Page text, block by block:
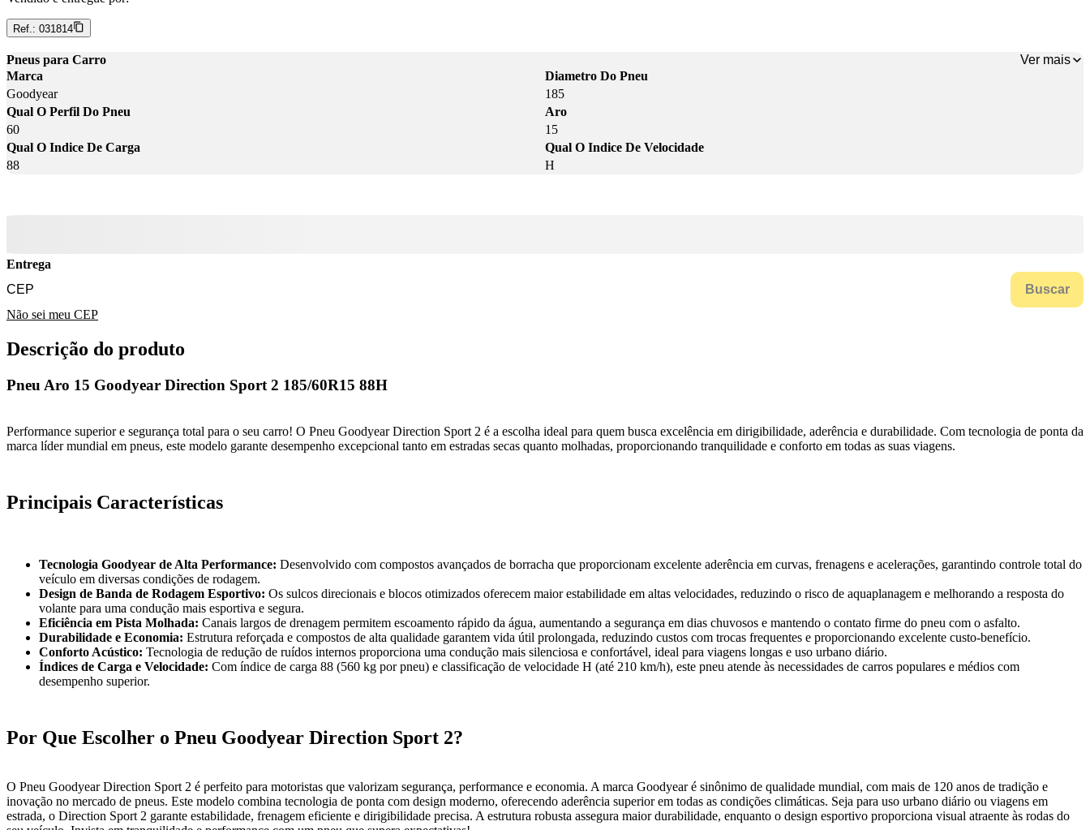
Ref.: 031814
Pneus para Carro
Ver mais
Marca
Goodyear
Diametro Do Pneu
185
Qual O Perfil Do Pneu
60
Aro
15
Qual O Indice De Carga
88
Qual O Indice De Velocidade
H
Entrega
Buscar
Não sei meu CEP
Descrição do produto
Pneu Aro 15 Goodyear Direction Sport 2 185/60R15 88H
Performance superior e segurança total para o seu carro! O Pneu Goodyear Direction Sport 2 é a escolha ideal para quem busca excelência em dirigibilidade, aderência e durabilidade. Com tecnologia de ponta da
marca líder mundial em pneus, este modelo garante desempenho excepcional tanto em estradas secas quanto molhadas, proporcionando tranquilidade e conforto em todas as suas viagens.
Principais Características
Tecnologia Goodyear de Alta Performance: Desenvolvido com compostos avançados de borracha que proporcionam excelente aderência em curvas, frenagens e acelerações, garantindo controle total do
veículo em diversas condições de rodagem.
Design de Banda de Rodagem Esportivo: Os sulcos direcionais e blocos otimizados oferecem maior estabilidade em altas velocidades, reduzindo o risco de aquaplanagem e melhorando a resposta do
volante para uma condução mais esportiva e segura.
Eficiência em Pista Molhada: Canais largos de drenagem permitem escoamento rápido da água, aumentando a segurança em dias chuvosos e mantendo o contato firme do pneu com o asfalto.
Durabilidade e Economia: Estrutura reforçada e compostos de alta qualidade garantem vida útil prolongada, reduzindo custos com trocas frequentes e proporcionando excelente custo-benefício.
Conforto Acústico: Tecnologia de redução de ruídos internos proporciona uma condução mais silenciosa e confortável, ideal para viagens longas e uso urbano diário.
Índices de Carga e Velocidade: Com índice de carga 88 (560 kg por pneu) e classificação de velocidade H (até 210 km/h), este pneu atende às necessidades de carros populares e médios com
desempenho superior.
Por Que Escolher o Pneu Goodyear Direction Sport 2?
O Pneu Goodyear Direction Sport 2 é perfeito para motoristas que valorizam segurança, performance e economia. A marca Goodyear é sinônimo de qualidade mundial, com mais de 120 anos de tradição e
inovação no mercado de pneus. Este modelo combina tecnologia de ponta com design moderno, oferecendo aderência superior em todas as condições climáticas. Seja para uso urbano diário ou viagens em
estrada, o Direction Sport 2 garante estabilidade, frenagem eficiente e dirigibilidade precisa. A estrutura robusta assegura maior durabilidade, enquanto o design esportivo proporciona visual atraente às rodas do